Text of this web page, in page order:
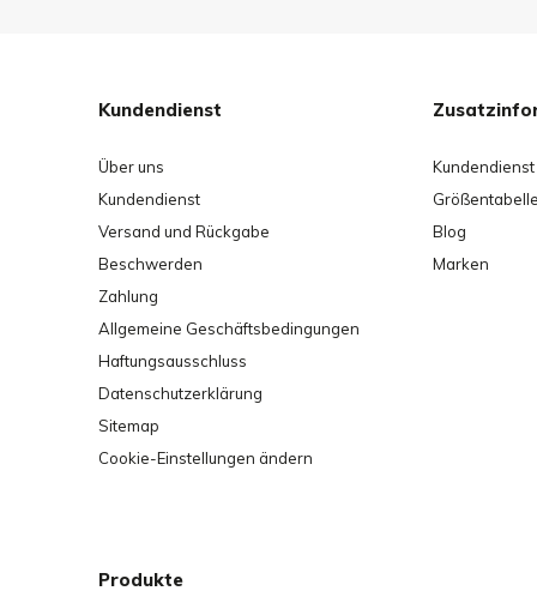
Pflege
Kundendienst
Über uns
Kundendienst
Versand und Rückgabe
Beschwerden
Zahlung
Allgemeine Geschäftsbedingungen
Haftungsausschluss
Datenschutzerklärung
Sitemap
Cookie-Einstellungen ändern
Kundendienst
Größentabelle
Blog
Marken
Produkte